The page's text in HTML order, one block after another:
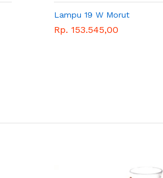
Lampu 19 W Morut
Rp. 153.545,00